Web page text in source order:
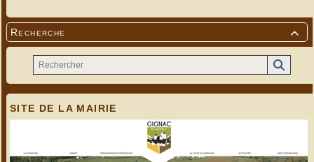

Recherche
SITE DE LA MAIRIE